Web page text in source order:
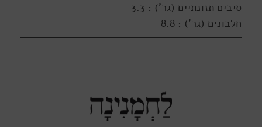
סיבים תזונתיים (גר') : 3.3
חלבונים (גר') : 8.8